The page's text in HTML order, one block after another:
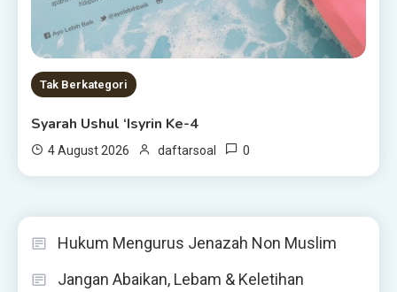
Tak Berkategori
Syarah Ushul ‘Isyrin Ke-4
4 August 2026 daftarsoal 0
Hukum Mengurus Jenazah Non Muslim
Jangan Abaikan, Lebam & Keletihan